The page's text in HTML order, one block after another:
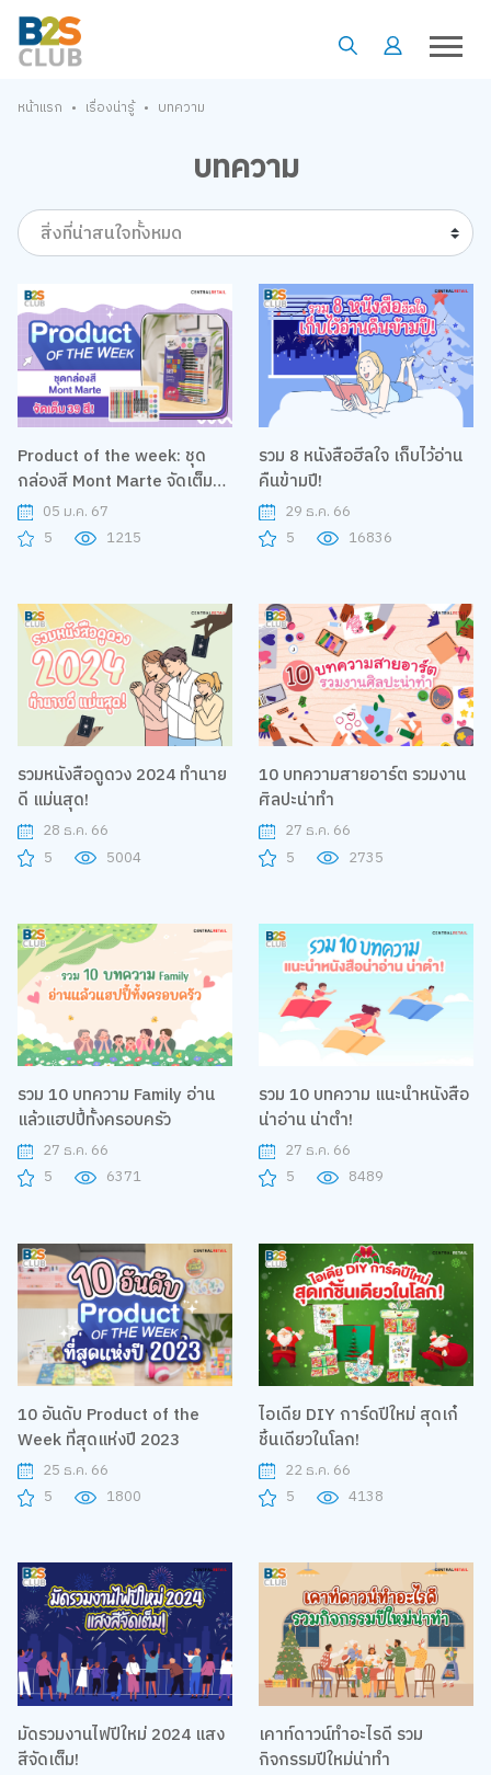
หน้าแรก • เรื่องน่ารู้ • บทความ
บทความ
สิ่งที่น่าสนใจทั้งหมด
Product of the week: ชุด
กล่องสี Mont Marte จัดเต็ม
39 สี!05 ม.ค. 67
5
1215
รวม 8 หนังสือฮีลใจ เก็บไว้อ่าน
คืนข้ามปี!
29 ธ.ค. 66
5
16836
รวมหนังสือดูดวง 2024 ทำนาย
ดี แม่นสุด!
28 ธ.ค. 66
5
5004
10 บทความสายอาร์ต รวมงาน
ศิลปะน่าทำ
27 ธ.ค. 66
5
2735
รวม 10 บทความ Family อ่าน
แล้วแฮปปี้ทั้งครอบครัว
27 ธ.ค. 66
5
6371
รวม 10 บทความ แนะนำหนังสือ
น่าอ่าน น่าตำ!
27 ธ.ค. 66
5
8489
10 อันดับ Product of the
Week ที่สุดแห่งปี 2023
25 ธ.ค. 66
5
1800
ไอเดีย DIY การ์ดปีใหม่ สุดเก๋
ชิ้นเดียวในโลก!
22 ธ.ค. 66
5
4138
มัดรวมงานไฟปีใหม่ 2024 แสง
สีจัดเต็ม!
เคาท์ดาวน์ทำอะไรดี รวม
กิจกรรมปีใหม่น่าทำ